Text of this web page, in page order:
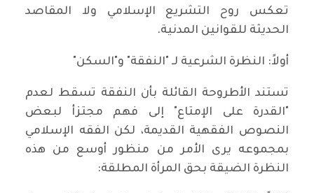
تعكس روح التشريع الإسلامي ولا المقاصد
الحديثة للقوانين المدنية.
أولاً: النظرة الشرعية لـ "النفقة" و"السكن"
تستند الأطروحة القائلة بأن النفقة تسقط لعدم
"القدرة على الإمتاع" إلى فهم مجتزأ لبعض
النصوص الفقهية القديمة، لكن الفقه الإسلامي
بمجموعه يرى الأمر من منظور أوسع من هذه
النظرة الضيقة بحق المرأة المطلقة: